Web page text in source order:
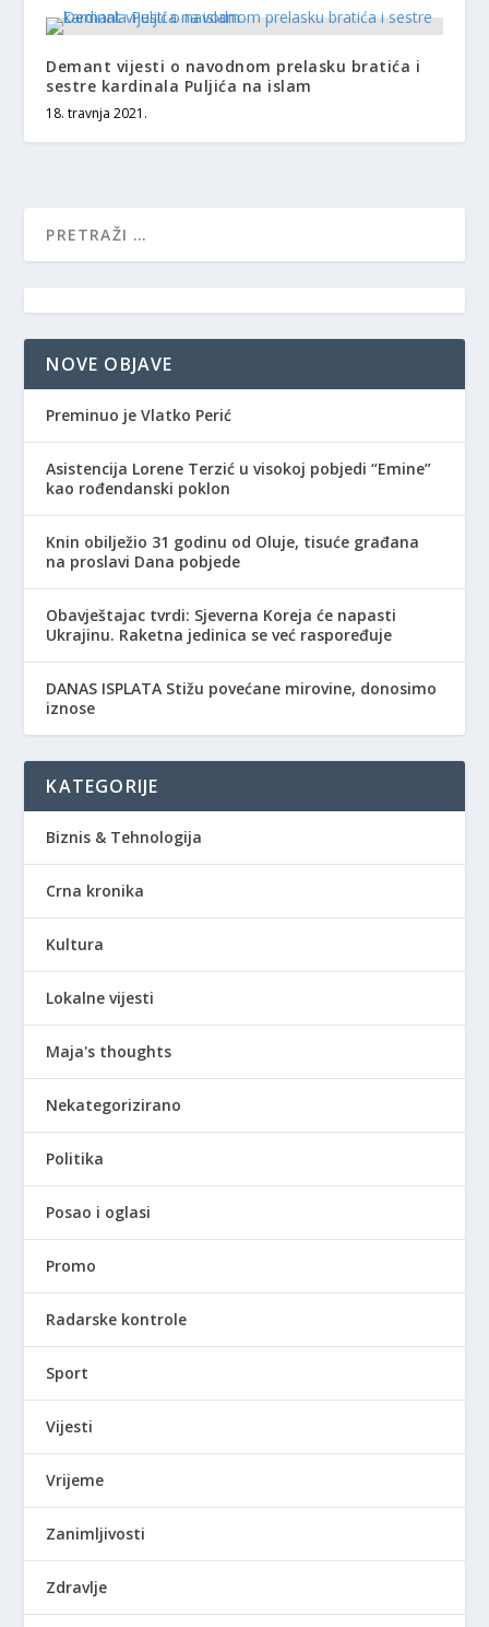
Demant vijesti o navodnom prelasku bratića i
sestre kardinala Puljića na islam
18. travnja 2021.
NOVE OBJAVE
Preminuo je Vlatko Perić
Asistencija Lorene Terzić u visokoj pobjedi “Emine”
kao rođendanski poklon
Knin obilježio 31 godinu od Oluje, tisuće građana
na proslavi Dana pobjede
Obavještajac tvrdi: Sjeverna Koreja će napasti
Ukrajinu. Raketna jedinica se već raspoređuje
DANAS ISPLATA Stižu povećane mirovine, donosimo
iznose
KATEGORIJE
Biznis & Tehnologija
Crna kronika
Kultura
Lokalne vijesti
Maja's thoughts
Nekategorizirano
Politika
Posao i oglasi
Promo
Radarske kontrole
Sport
Vijesti
Vrijeme
Zanimljivosti
Zdravlje